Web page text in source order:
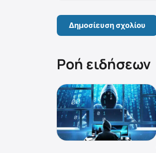
Ροή ειδήσεων